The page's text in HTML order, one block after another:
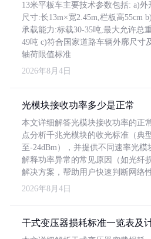
13米平板车主要技术参数包括: a)外
尺寸:长13m×宽2.45m,栏板高55cm b)
承载能力:标载30-35吨,最大允许总
49吨 c)符合国家道路车辆外廓尺寸
轴荷限值标准
2026年8月4日
光模块接收功率多少是正常
本文详细解答光模块接收功率的正
点分析千兆光模块的收光标准（典
至-24dBm），并提供不同速率光
解释功率异常的常见原因（如光纤
解决方案，帮助用户快速判断网络
2026年8月4日
干式变压器损耗标准一览表及